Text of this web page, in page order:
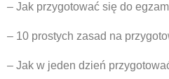
– Jak przygotować się do
– 10 prostych zasad na
– Jak w jeden dzień